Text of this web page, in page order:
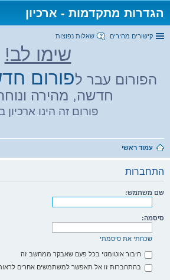
הגדרות מתקדמות - ארכיון
קישורים מהירים שאלות נפוצות
שימו לב!
הפורום עבר לפורום
חדשה, מהירה
פורום זה הינו ארכיון
עמוד ראשי
התחברות
שם משתמש:
סיסמה:
שכחתי את סיסמתי
חיבור אוטומטי בכל פעם שאבקר ממחשב זה
בהתחברות זו אל תאפשר למשתמשים אחרים